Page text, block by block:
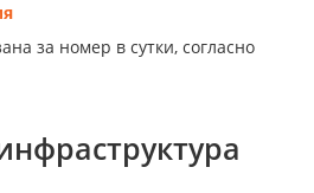
за номер в сутки, согласно